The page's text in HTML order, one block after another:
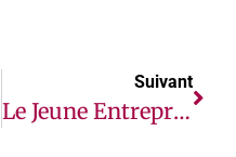
Suivant
Le Jeune Entrepreneur Sud-Africain Honoré Lors Du Lancement Du Programme Anzisha 2026